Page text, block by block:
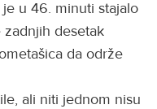
je u 46. minuti stajalo
zadnjih desetak
da održe
ali niti jednom nisu